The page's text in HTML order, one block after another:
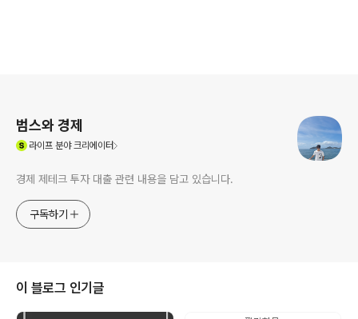
범스와 경제
라이프분야 크리에이터
경제 제테크 투자 대출 관련 내용을 담고 있습니다.
구독하기
이 블로그 인기글